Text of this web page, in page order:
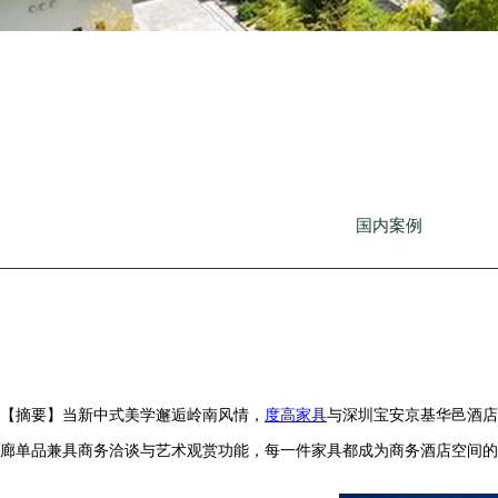
国内案例
【摘要】当新中式美学邂逅岭南风情， 度高家具与深圳宝安京基华邑酒
廊单品兼具商务洽谈与艺术观赏功能，每一件家具都成为商务酒店空间